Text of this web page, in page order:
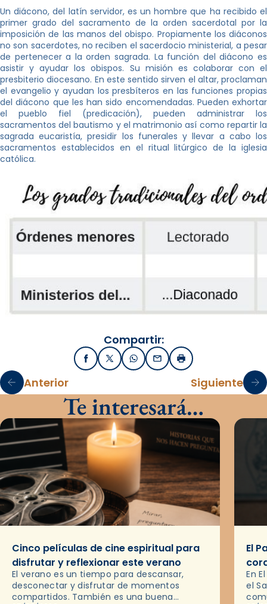
Un diácono, del latín servidor, es un hombre que ha recibido el
primer grado del sacramento de la orden sacerdotal por la
imposición de las manos del obispo. Propiamente los diáconos
no son sacerdotes, no reciben el sacerdocio ministerial, a pesar
de pertenecer a la orden sagrada. La función del diácono es
asistir y ayudar los obispos. Su misión es colaborar con el
presbiterio diocesano. En este sentido sirven el altar, proclaman
el evangelio y ayudan los presbíteros en las funciones propias
del diácono que les han sido encomendadas. Pueden exhortar
el pueblo fiel (predicación), pueden administrar los
sacramentos del bautismo y el matrimonio así como repartir la
sagrada eucaristía, presidir los funerales y llevar a cabo los
sacramentos establecidos en el ritual litúrgico de la iglesia
católica.
Compartir:
FacebookX / TwitterWhatsApp
EmailImprimir
Anterior Siguiente
Te interesará…
Cinco películas de cine espiritual para
disfrutar y reflexionar este verano
El verano es un tiempo para descansar,
desconectar y disfrutar de momentos
compartidos. También es una buena
El
En
el